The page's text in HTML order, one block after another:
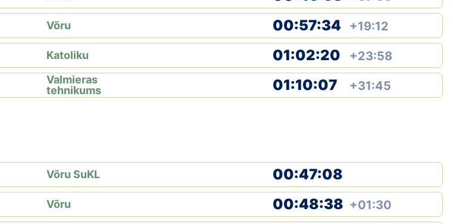
Võru 00:57:34 +19:12
Katoliku 01:02:20 +23:58
Valmieras
tehnikums
01:10:07 +31:45
Võru SuKL 00:47:08
Võru 00:48:38 +01:30